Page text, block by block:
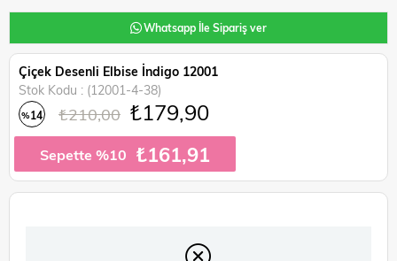
Whatsapp İle Sipariş ver
Çiçek Desenli Elbise İndigo 12001
Stok Kodu
(12001-4-38)
%14 ₺210,00 ₺179,90
Sepette %10 ₺161,91